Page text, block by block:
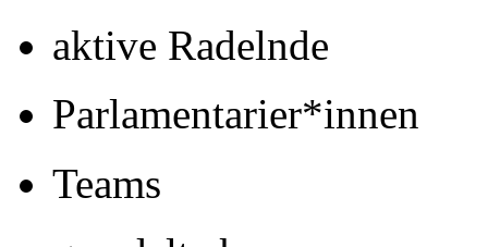
aktive Radelnde
Parlamentarier*innen
Teams